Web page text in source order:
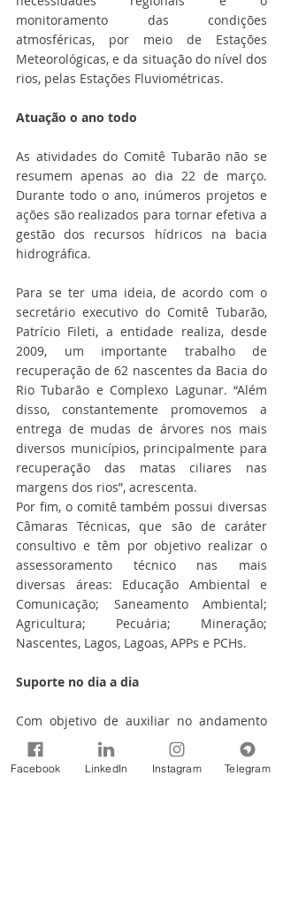
monitoramento das condições
atmosféricas, por meio de Estações
Meteorológicas, e da situação do nível dos
rios, pelas Estações Fluviométricas.
Atuação o ano todo
As atividades do Comitê Tubarão não se
resumem apenas ao dia 22 de março.
Durante todo o ano, inúmeros projetos e
ações são realizados para tornar efetiva a
gestão dos recursos hídricos na bacia
hidrográfica.
Para se ter uma ideia, de acordo com o
secretário executivo do Comitê Tubarão,
Patrício Fileti, a entidade realiza, desde
2009, um importante trabalho de
recuperação de 62 nascentes da Bacia do
Rio Tubarão e Complexo Lagunar. “Além
disso, constantemente promovemos a
entrega de mudas de árvores nos mais
diversos municípios, principalmente para
recuperação das matas ciliares nas
margens dos rios”, acrescenta.
Por fim, o comitê também possui diversas
Câmaras Técnicas, que são de caráter
consultivo e têm por objetivo realizar o
assessoramento técnico nas mais
diversas áreas: Educação Ambiental e
Comunicação; Saneamento Ambiental;
Agricultura; Pecuária; Mineração;
Nascentes, Lagos, Lagoas, APPs e PCHs.
Suporte no dia a dia
Com objetivo de auxiliar no andamento
das atividades diárias, uma equipe
vinculada à Universidade do Extremo Sul
Catarinense (Unesc) passou a prestar
Facebook LinkedIn Instagram Telegram